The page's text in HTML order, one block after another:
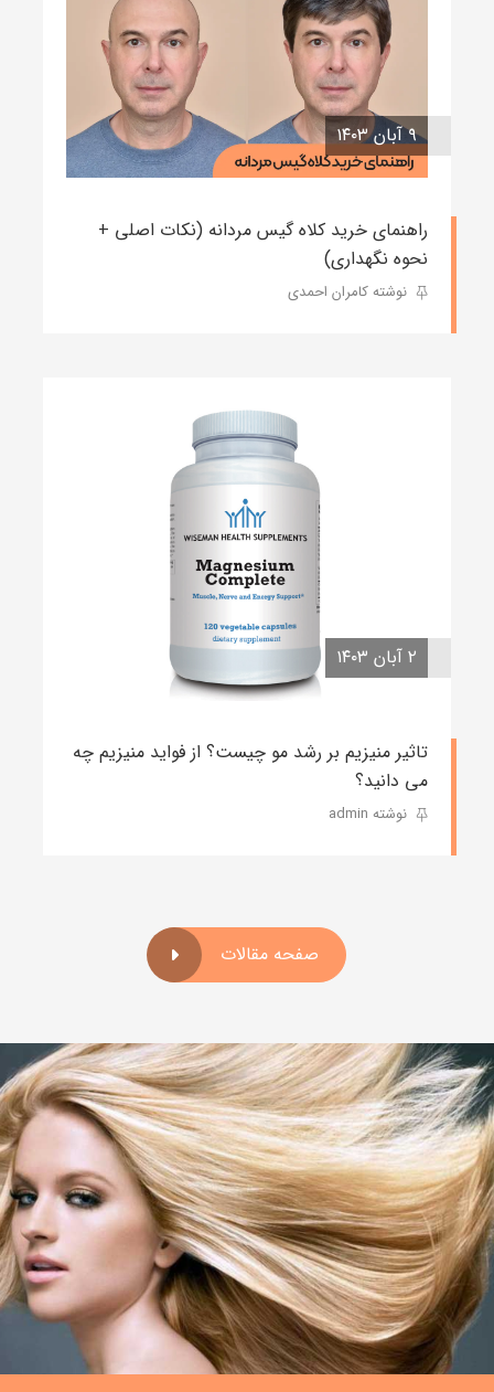
۹ آبان ۱۴۰۳
راهنمای خرید کلاه گیس مردانه (نکات اصلی +
نحوه نگهداری)
نوشته کامران احمدی
۲ آبان ۱۴۰۳
تاثیر منیزیم بر رشد مو چیست؟ از فواید منیزیم چه
می دانید؟
نوشته admin
صفحه مقالات